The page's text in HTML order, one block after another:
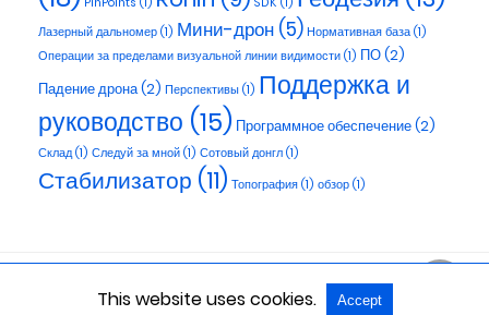
Лазерный дальномер (1) Мини-дрон (5) Нормативная база (1)
Операции за пределами визуальной линии видимости (1) ПО(2)
Падение дрона(2) Перспективы (1) Поддержка и
руководство (15) Программное обеспечение(2)
Склад(1) Следуй за мной (1) Сотовый донгл (1)
Стабилизатор (11) Топография (1) обзор (1)
All Rights Reserved View Non-AMP Version
This website uses cookies. Accept